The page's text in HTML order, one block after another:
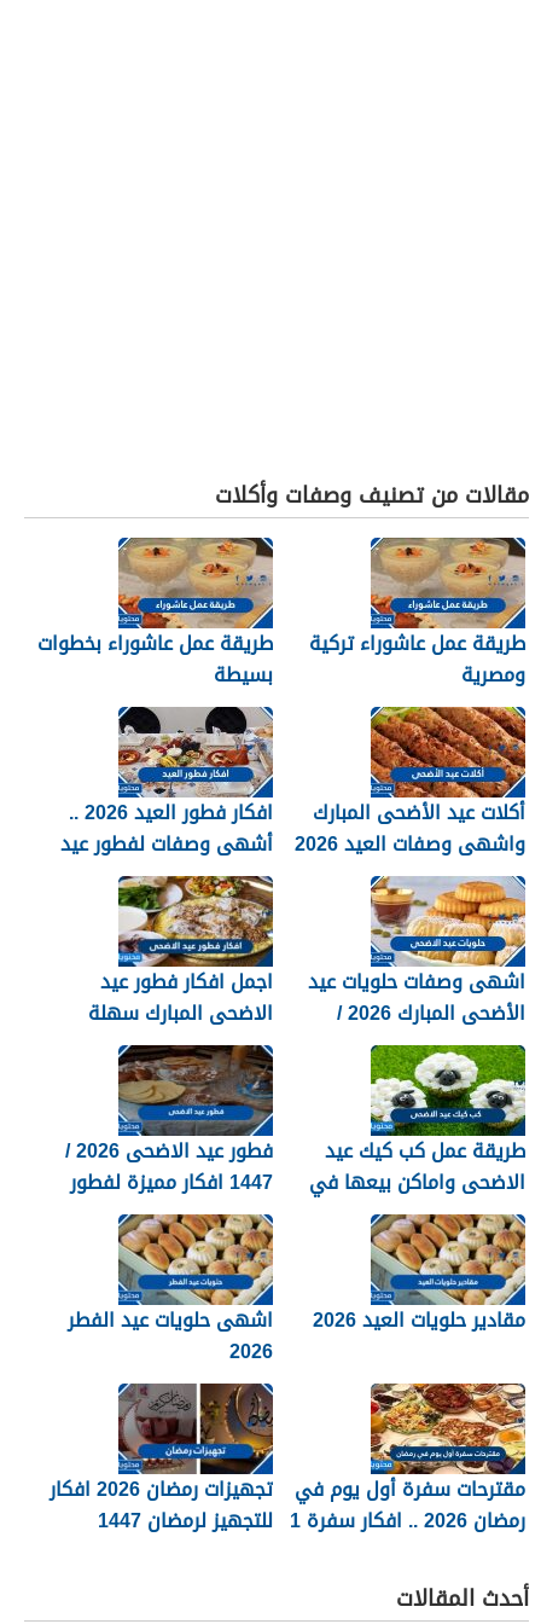
مقالات من تصنيف وصفات وأكلات
طريقة عمل عاشوراء تركية
ومصرية
طريقة عمل عاشوراء بخطوات
بسيطة
أكلات عيد الأضحى المبارك
واشهى وصفات العيد 2026
افكار فطور العيد 2026 ..
أشهى وصفات لفطور عيد
الاضحى المبارك 1447
اشهى وصفات حلويات عيد
الأضحى المبارك 2026 /
1447
اجمل افكار فطور عيد
الاضحى المبارك سهلة
ولذيذة 2026
طريقة عمل كب كيك عيد
الاضحى واماكن بيعها في
السعودية 2026 / 1447
فطور عيد الاضحى 2026 /
1447 افكار مميزة لفطور
العيد
مقادير حلويات العيد 2026
اشهى حلويات عيد الفطر
2026
مقترحات سفرة أول يوم في
رمضان 2026 .. افكار سفرة 1
تجهيزات رمضان 2026 افكار
للتجهيز لرمضان 1447
أحدث المقالات